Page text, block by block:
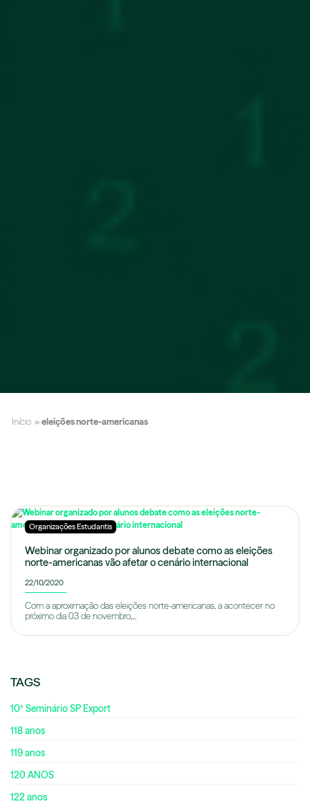
Início » eleições norte-americanas
Organizações Estudantis
Webinar organizado por alunos debate como as eleições
norte-americanas vão afetar o cenário internacional
22/10/2020
Com a aproximação das eleições norte-americanas, a acontecer no
próximo dia 03 de novembro,...
TAGS
10º Seminário SP Export
118 anos
119 anos
120 ANOS
122 anos